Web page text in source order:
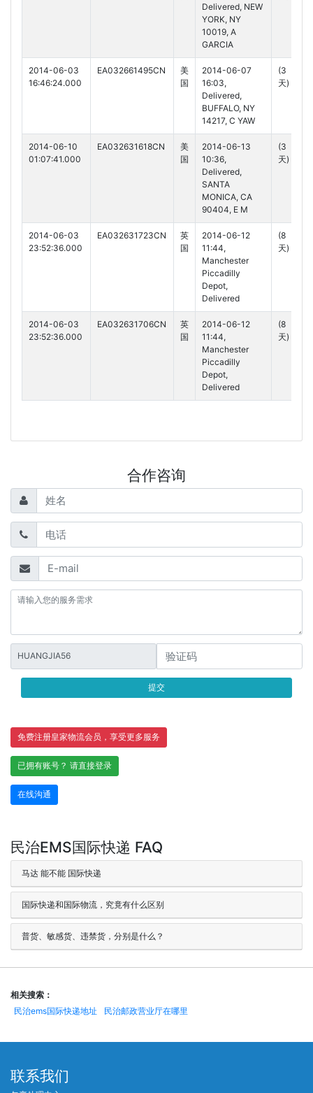
Delivered, NEW
YORK, NY
10019, A
GARCIA
2014-06-03
16:46:24.000
EA032661495CN
美
国
2014-06-07
16:03,
Delivered,
BUFFALO, NY
14217, C YAW
(3
天)
2014-06-10
01:07:41.000
EA032631618CN
美
国
2014-06-13
10:36,
Delivered,
SANTA
MONICA, CA
90404, E M
(3
天)
2014-06-03
23:52:36.000
EA032631723CN
英
国
2014-06-12
11:44,
Manchester
Piccadilly
Depot,
Delivered
(8
天)
2014-06-03
23:52:36.000
EA032631706CN
英
国
2014-06-12
11:44,
Manchester
Piccadilly
Depot,
Delivered
(8
天)
合作咨询
HUANGJIA56
提交
免费注册皇家物流会员，享受更多服务
已拥有账号？ 请直接登录
在线沟通
民治EMS国际快递 FAQ
马达 能不能 国际快递
国际快递和国际物流，究竟有什么区别
普货、敏感货、违禁货，分别是什么？
相关搜索：
民治ems国际快递地址
民治邮政营业厅在哪里
联系我们